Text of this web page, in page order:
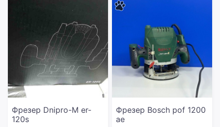
Фрезер Dnipro-M еr-
120s
Фрезер Bosch pof 1200
ae